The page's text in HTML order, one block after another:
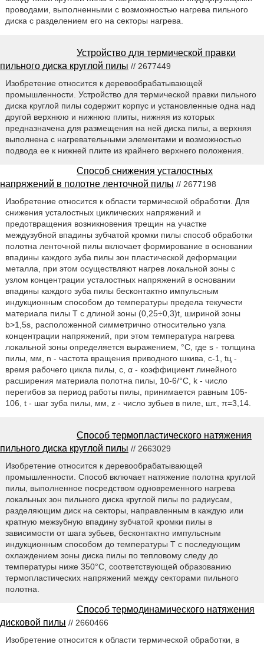
проводами, выполненными с возможностью нагрева пильного
диска с разделением его на секторы нагрева.
Устройство для термической правки
пильного диска круглой пилы // 2677449
Изобретение относится к деревообрабатывающей
промышленности. Устройство для термической правки пильного
диска круглой пилы содержит корпус и установленные одна над
другой верхнюю и нижнюю плиты, нижняя из которых
предназначена для размещения на ней диска пилы, а верхняя
выполнена с нагревательными элементами и возможностью
подвода ее к нижней плите из крайнего верхнего положения.
Способ снижения усталостных
напряжений в полотне ленточной пилы // 2677198
Изобретение относится к области термической обработки. Для
снижения усталостных циклических напряжений и
предотвращения возникновения трещин на участке
междузубной впадины зубчатой кромки пилы способ обработки
полотна ленточной пилы включает формирование в основании
впадины каждого зуба пилы зон пластической деформации
металла, при этом осуществляют нагрев локальной зоны с
узлом концентрации усталостных напряжений в основании
впадины каждого зуба пилы бесконтактно импульсным
индукционным способом до температуры предела текучести
материала пилы Т с длиной зоны (0,25÷0,3)t, шириной зоны
b>1,5s, расположенной симметрично относительно узла
концентрации напряжений, при этом температура нагрева
локальной зоны определяется выражением, °С, где s - толщина
пилы, мм, n - частота вращения приводного шкива, с-1, tц -
время рабочего цикла пилы, с, α - коэффициент линейного
расширения материала полотна пилы, 10-6/°С, k - число
перегибов за период работы пилы, принимается равным 105-
106, t - шаг зуба пилы, мм, z - число зубьев в пиле, шт., π=3,14.
Способ термопластического натяжения
пильного диска круглой пилы // 2663029
Изобретение относится к деревообрабатывающей
промышленности. Способ включает натяжение полотна круглой
пилы, выполненное посредством одновременного нагрева
локальных зон пильного диска круглой пилы по радиусам,
разделяющим диск на секторы, направленным в каждую или
кратную межзубную впадину зубчатой кромки пилы в
зависимости от шага зубьев, бесконтактно импульсным
индукционным способом до температуры T с последующим
охлаждением зоны диска пилы по тепловому следу до
температуры ниже 350°С, соответствующей образованию
термопластических напряжений между секторами пильного
полотна.
Способ термодинамического натяжения
дисковой пилы // 2660466
Изобретение относится к области термической обработки, в